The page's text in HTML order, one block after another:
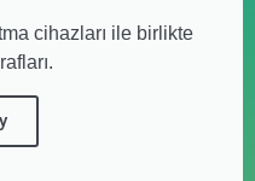
cihazları ile birlikte